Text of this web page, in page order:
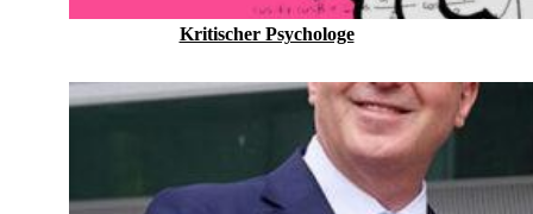
Kritischer Psychologe